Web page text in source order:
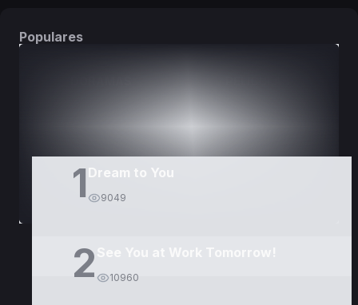
Populares
1 Dream to You
9049
2 10960